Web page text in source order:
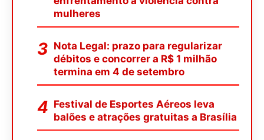
mulheres
Nota Legal: prazo para regularizar
débitos e concorrer a R$ 1 milhão
termina em 4 de setembro
Festival de Esportes Aéreos leva
balões e atrações gratuitas a Brasília